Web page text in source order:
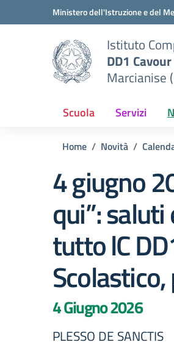
Vai ai contenuti
Vai al menu di navigazioneMinistero dell'Istruzione e del
Istituto
DD1 Cavour
Marcianise
Scuola Servizi
Home Novità
4 giugno
qui”:
tutto lC
4 Giugno 2026
PLESSO DE SANCTIS